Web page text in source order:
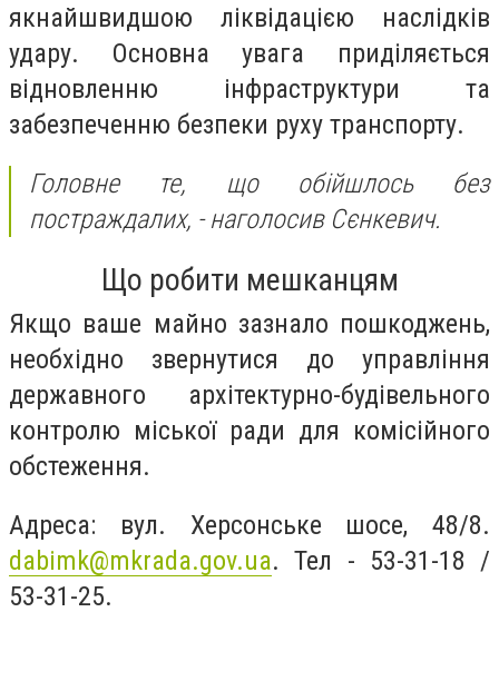
якнайшвидшою ліквідацією наслідків
удару. Основна увага приділяється
відновленню інфраструктури та
забезпеченню безпеки руху транспорту.
Головне те, що обійшлось без
постраждалих, - наголосив Сєнкевич.
Що робити мешканцям
Якщо ваше майно зазнало пошкоджень,
необхідно звернутися до управління
державного архітектурно-будівельного
контролю міської ради для комісійного
обстеження.
Адреса: вул. Херсонське шосе, 48/8.
dabimk@mkrada.gov.ua. Тел - 53-31-18 /
53-31-25.